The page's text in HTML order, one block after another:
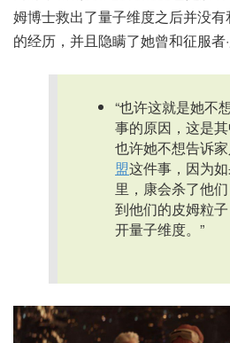
姆博士救出了量子维度之后并没
的经历，并且隐瞒了她曾和征服者
“也许这就是她不
事的原因，这是其
也许她不想告诉
盟这件事，因为
里，康会杀了他
到他们的皮姆粒
开量子维度。”